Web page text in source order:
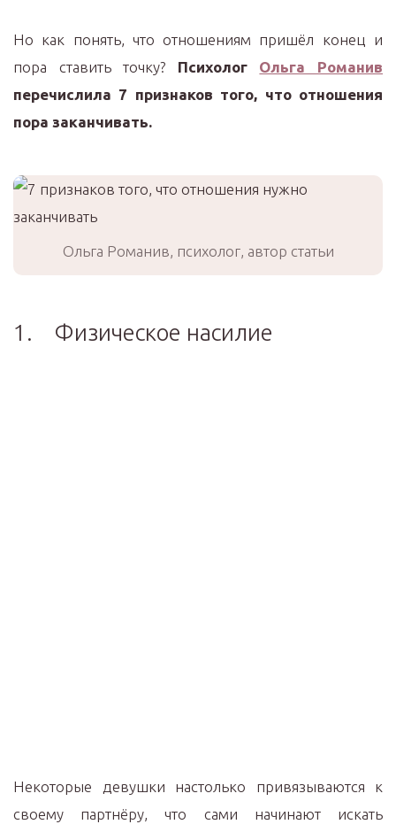
Но как понять, что отношениям пришёл конец и
пора ставить точку? Психолог Ольга Романив
перечислила 7 признаков того, что отношения
пора заканчивать.
Ольга Романив, психолог, автор статьи
1. Физическое насилие
Некоторые девушки настолько привязываются к
своему партнёру, что сами начинают искать